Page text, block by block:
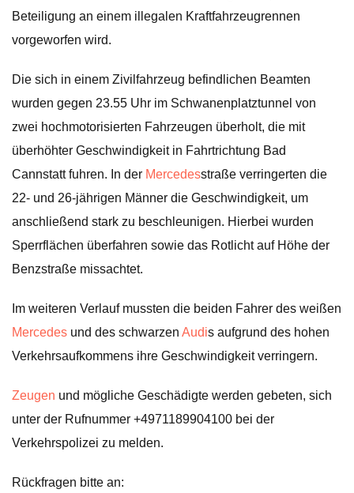
Beteiligung an einem illegalen Kraftfahrzeugrennen
vorgeworfen wird.
Die sich in einem Zivilfahrzeug befindlichen Beamten
wurden gegen 23.55 Uhr im Schwanenplatztunnel von
zwei hochmotorisierten Fahrzeugen überholt, die mit
überhöhter Geschwindigkeit in Fahrtrichtung Bad
Cannstatt fuhren. In der Mercedesstraße verringerten die
22- und 26-jährigen Männer die Geschwindigkeit, um
anschließend stark zu beschleunigen. Hierbei wurden
Sperrflächen überfahren sowie das Rotlicht auf Höhe der
Benzstraße missachtet.
Im weiteren Verlauf mussten die beiden Fahrer des weißen
Mercedes und des schwarzen Audis aufgrund des hohen
Verkehrsaufkommens ihre Geschwindigkeit verringern.
Zeugen und mögliche Geschädigte werden gebeten, sich
unter der Rufnummer +4971189904100 bei der
Verkehrspolizei zu melden.
Rückfragen bitte an: